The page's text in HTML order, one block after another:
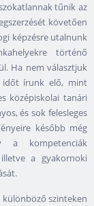
tűnik az
követően
képzésre utalnunk
történő
Ha nem választjuk
időt írunk elő, mint
középiskolai tanári
és sok felesleges
később még
a kompetenciák
a gyakornoki
szinteken